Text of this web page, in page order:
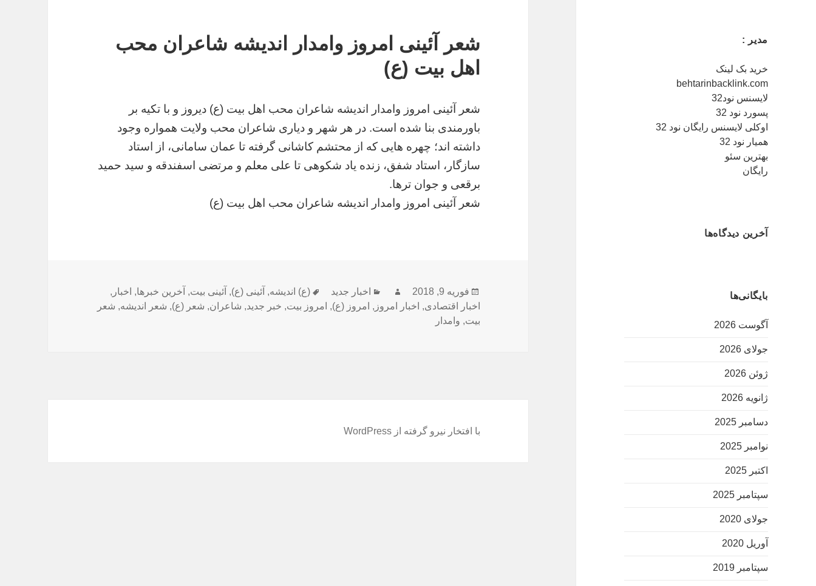
مدیر :
خرید بک لینک
behtarinbacklink.com
لایسنس نود32
پسورد نود 32
اوکلی لایسنس رایگان نود 32
همیار نود 32
بهترین سئو
رایگان
آخرین دیدگاه‌ها
بایگانی‌ها
آگوست 2026
جولای 2026
ژوئن 2026
ژانویه 2026
دسامبر 2025
نوامبر 2025
اکتبر 2025
سپتامبر 2025
جولای 2020
آوریل 2020
سپتامبر 2019
شعر آئینی امروز وامدار اندیشه شاعران محب
اهل بیت (ع)
شعر آئینی امروز وامدار اندیشه شاعران محب اهل بیت (ع) دیروز و با تکیه بر
باورمندی بنا شده است. در هر شهر و دیاری شاعران محب ولایت همواره وجود
داشته اند؛ چهره هایی که از محتشم کاشانی گرفته تا عمان سامانی، از استاد
سازگار، استاد شفق، زنده یاد شکوهی تا علی معلم و مرتضی اسفندقه و سید حمید
برقعی و جوان ترها.
شعر آئینی امروز وامدار اندیشه شاعران محب اهل بیت (ع)
ارسال
شده
در
فوریه 9, 2018 نویسندهدسته‌ها
اخبار جدید برچسب‌ها
(ع) اندیشه, آئینی (ع), آئینی بیت, آخرین خبرها, اخبار ,
اخبار اقتصادی, اخبار امروز , امروز (ع), امروز بیت, خبر جدید, شاعران, شعر (ع), شعر اندیشه, شعر
بیت, وامدار
با افتخار نیرو گرفته از WordPress